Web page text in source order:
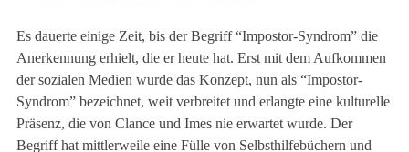
Es dauerte einige Zeit, bis der Begriff “Impostor-Syndrom” die
Anerkennung erhielt, die er heute hat. Erst mit dem Aufkommen
der sozialen Medien wurde das Konzept, nun als “Impostor-
Syndrom” bezeichnet, weit verbreitet und erlangte eine kulturelle
Präsenz, die von Clance und Imes nie erwartet wurde. Der
Begriff hat mittlerweile eine Fülle von Selbsthilfebüchern und